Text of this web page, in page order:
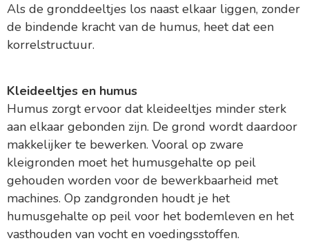
Als de gronddeeltjes los naast elkaar liggen, zonder
de bindende kracht van de humus, heet dat een
korrelstructuur.
Kleideeltjes en humus
Humus zorgt ervoor dat kleideeltjes minder sterk
aan elkaar gebonden zijn. De grond wordt daardoor
makkelijker te bewerken. Vooral op zware
kleigronden moet het humusgehalte op peil
gehouden worden voor de bewerkbaarheid met
machines. Op zandgronden houdt je het
humusgehalte op peil voor het bodemleven en het
vasthouden van vocht en voedingsstoffen.